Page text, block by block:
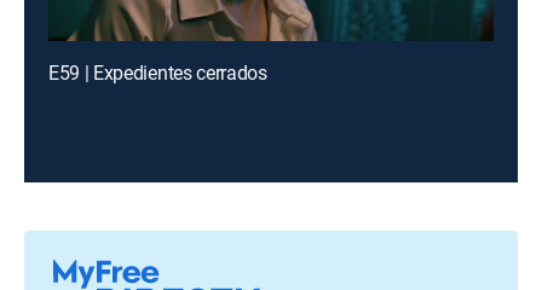
E59 | Expedientes cerrados